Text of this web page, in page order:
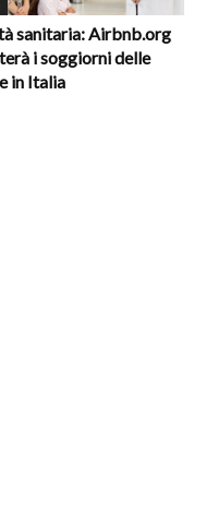
sanitaria: Airbnb.org
i soggiorni delle
in Italia